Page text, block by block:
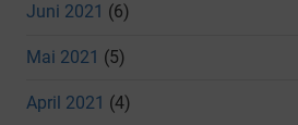
Juni 2021 (6)
Mai 2021 (5)
April 2021 (4)